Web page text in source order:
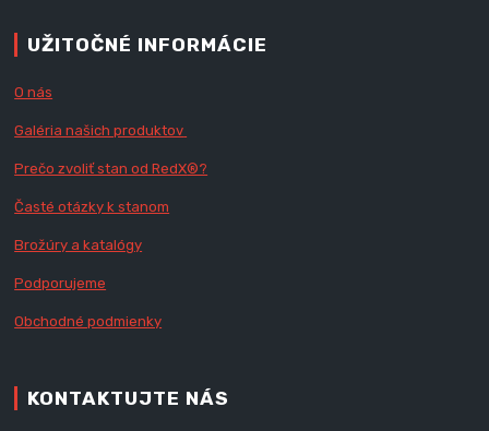
UŽITOČNÉ INFORMÁCIE
O nás
Galéria našich produktov
Prečo zvoliť stan od RedX®?
Časté otázky k stanom
Brožúry a katalógy
Podporujeme
Obchodné podmienky
KONTAKTUJTE NÁS